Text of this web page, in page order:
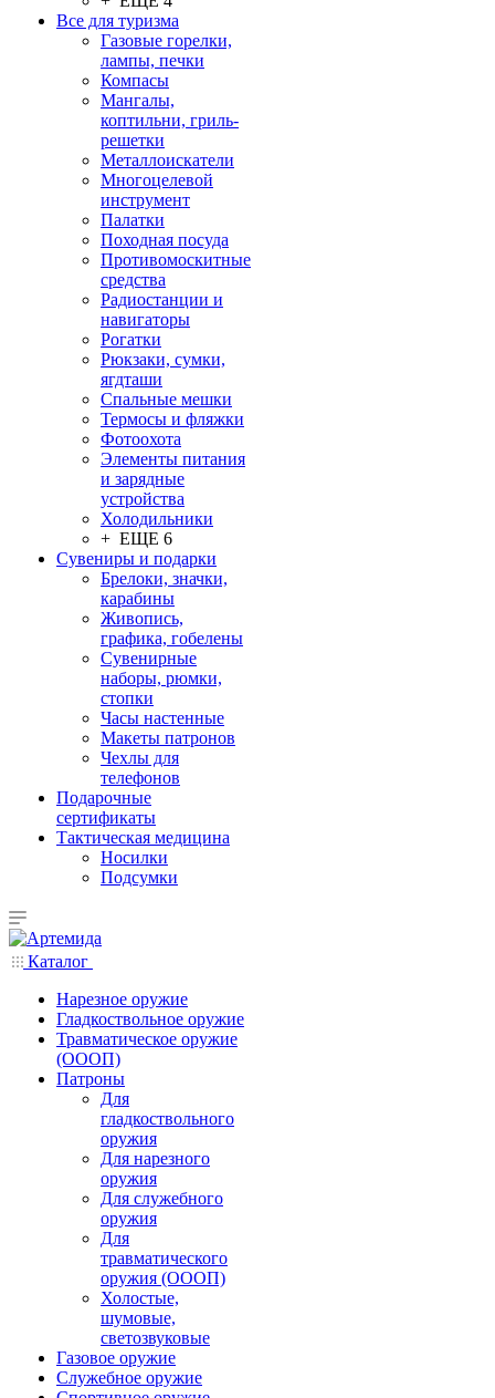
Все для туризма
Газовые горелки,
лампы, печки
Компасы
Мангалы,
коптильни, гриль-
решетки
Металлоискатели
Многоцелевой
инструмент
Палатки
Походная посуда
Противомоскитные
средства
Радиостанции и
навигаторы
Рогатки
Рюкзаки, сумки,
ягдташи
Спальные мешки
Термосы и фляжки
Фотоохота
Элементы питания
и зарядные
устройства
Холодильники
+ ЕЩЕ 6
Сувениры и подарки
Брелоки, значки,
карабины
Живопись,
графика, гобелены
Сувенирные
наборы, рюмки,
стопки
Часы настенные
Макеты патронов
Чехлы для
телефонов
Подарочные
сертификаты
Тактическая медицина
Носилки
Подсумки
Каталог
Нарезное оружие
Гладкоствольное оружие
Травматическое оружие
(ОООП)
Патроны
Для
гладкоствольного
оружия
Для нарезного
оружия
Для служебного
оружия
Для
травматического
оружия (ОООП)
Холостые,
шумовые,
светозвуковые
Газовое оружие
Служебное оружие